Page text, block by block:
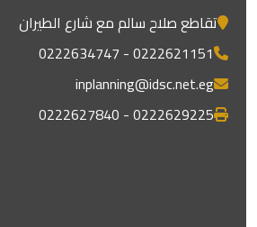
تقاطع صلاح سالم مع شارع الطيران
0222621151 - 0222634747
inplanning@idsc.net.eg
0222629225 - 0222627840